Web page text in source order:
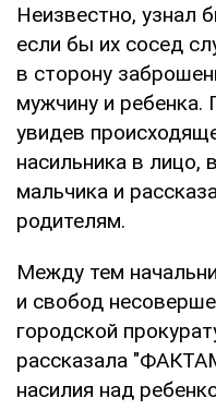
Неизвестно, узнал
если бы их сосед
в сторону
мужчину и ребенка.
увидев
насильника в лицо,
мальчика и
родителям.
Между тем
и свобод
городской
рассказала
насилия над